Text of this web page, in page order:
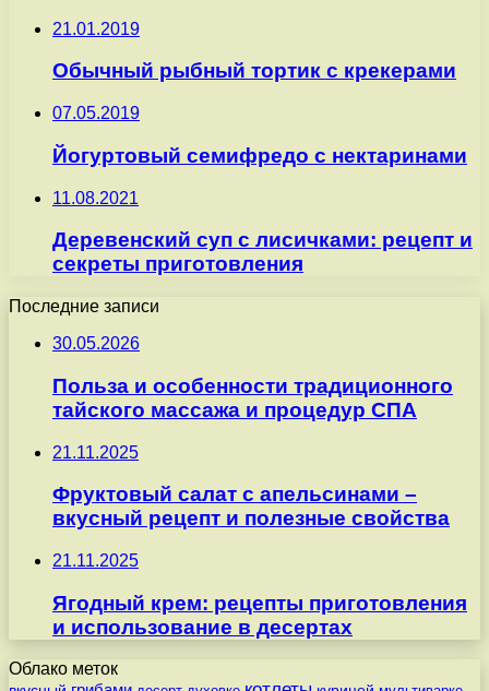
21.01.2019
Обычный рыбный тортик с крекерами
07.05.2019
Йогуртовый семифредо с нектаринами
11.08.2021
Деревенский суп с лисичками: рецепт и
секреты приготовления
Последние записи
30.05.2026
Польза и особенности традиционного
тайского массажа и процедур СПА
21.11.2025
Фруктовый салат с апельсинами –
вкусный рецепт и полезные свойства
21.11.2025
Ягодный крем: рецепты приготовления
и использование в десертах
Облако меток